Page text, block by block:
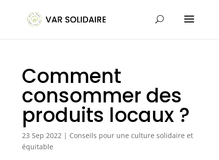
Comment
consommer des
produits locaux ?
23 Sep 2022| Conseils pour une culture solidaire et
équitable